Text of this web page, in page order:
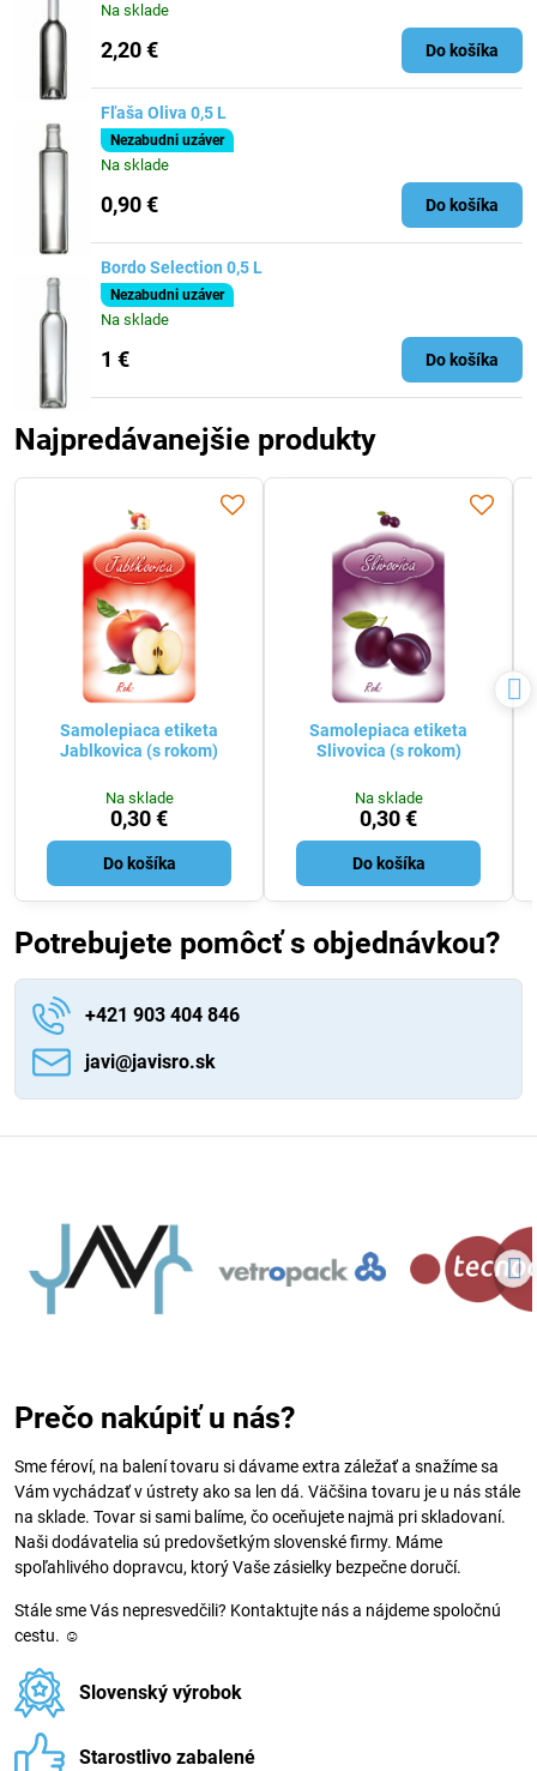
Na sklade
2,20 € Do košíka
Fľaša Oliva 0,5 L
Nezabudni uzáver
Na sklade
0,90 € Do košíka
Bordo Selection 0,5 L
Nezabudni uzáver
Na sklade
1 € Do košíka
Najpredávanejšie produkty
Samolepiaca etiketa
Jablkovica (s rokom)
Na sklade
0,30 €
Do košíka
Samolepiaca etiketa
Slivovica (s rokom)
Na sklade
0,30 €
Do košíka
Potrebujete pomôcť s objednávkou?
+421 903 404 846
javi​@javisro​.sk
Prečo nakúpiť u nás?
Sme féroví, na balení tovaru si dávame extra záležať a snažíme sa
Vám vychádzať v ústrety ako sa len dá. Väčšina tovaru je u nás stále
na sklade. Tovar si sami balíme, čo oceňujete najmä pri skladovaní.
Naši dodávatelia sú predovšetkým slovenské firmy. Máme
spoľahlivého dopravcu, ktorý Vaše zásielky bezpečne doručí.
Stále sme Vás nepresvedčili? Kontaktujte nás a nájdeme spoločnú
cestu. ☺
Slovenský výrobok
Starostlivo zabalené